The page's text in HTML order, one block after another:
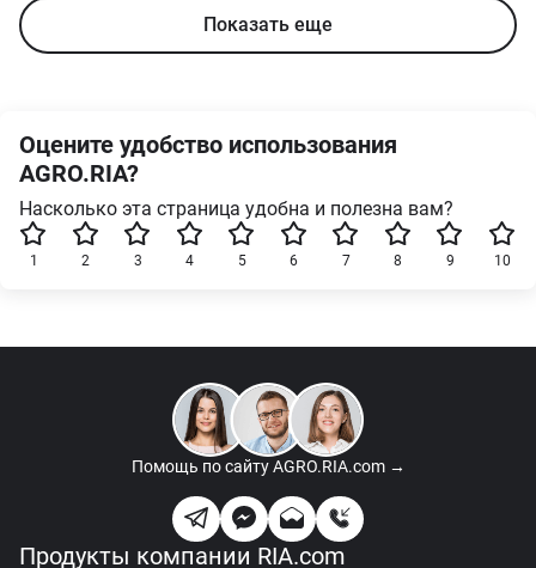
Показать еще
Оцените удобство использования
AGRO.RIA?
Насколько эта страница удобна и полезна вам?
10
9
8
7
6
5
4
3
2
1
Помощь по сайтуAGRO.RIA.com →
Продукты компании RIA.com